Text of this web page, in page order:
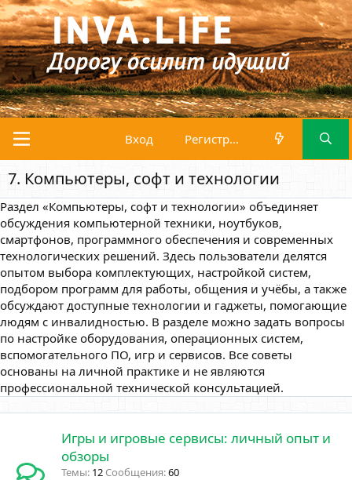
Вход Регистрация
7. Компьютеры, софт и технологии
Раздел «Компьютеры, софт и технологии» объединяет
обсуждения компьютерной техники, ноутбуков,
смартфонов, программного обеспечения и современных
технологических решений. Здесь пользователи делятся
опытом выбора комплектующих, настройкой систем,
подбором программ для работы, общения и учёбы, а также
обсуждают доступные технологии и гаджеты, помогающие
людям с инвалидностью. В разделе можно задать вопросы
по настройке оборудования, операционных систем,
вспомогательного ПО, игр и сервисов. Все советы
основаны на личной практике и не являются
профессиональной технической консультацией.
Игры и игровые сервисы: личный опыт и
обзоры
Темы 12 Сообщения 60